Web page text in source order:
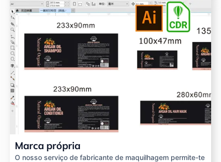
Marca própria
O nosso serviço de fabricante de maquilhagem permite-te